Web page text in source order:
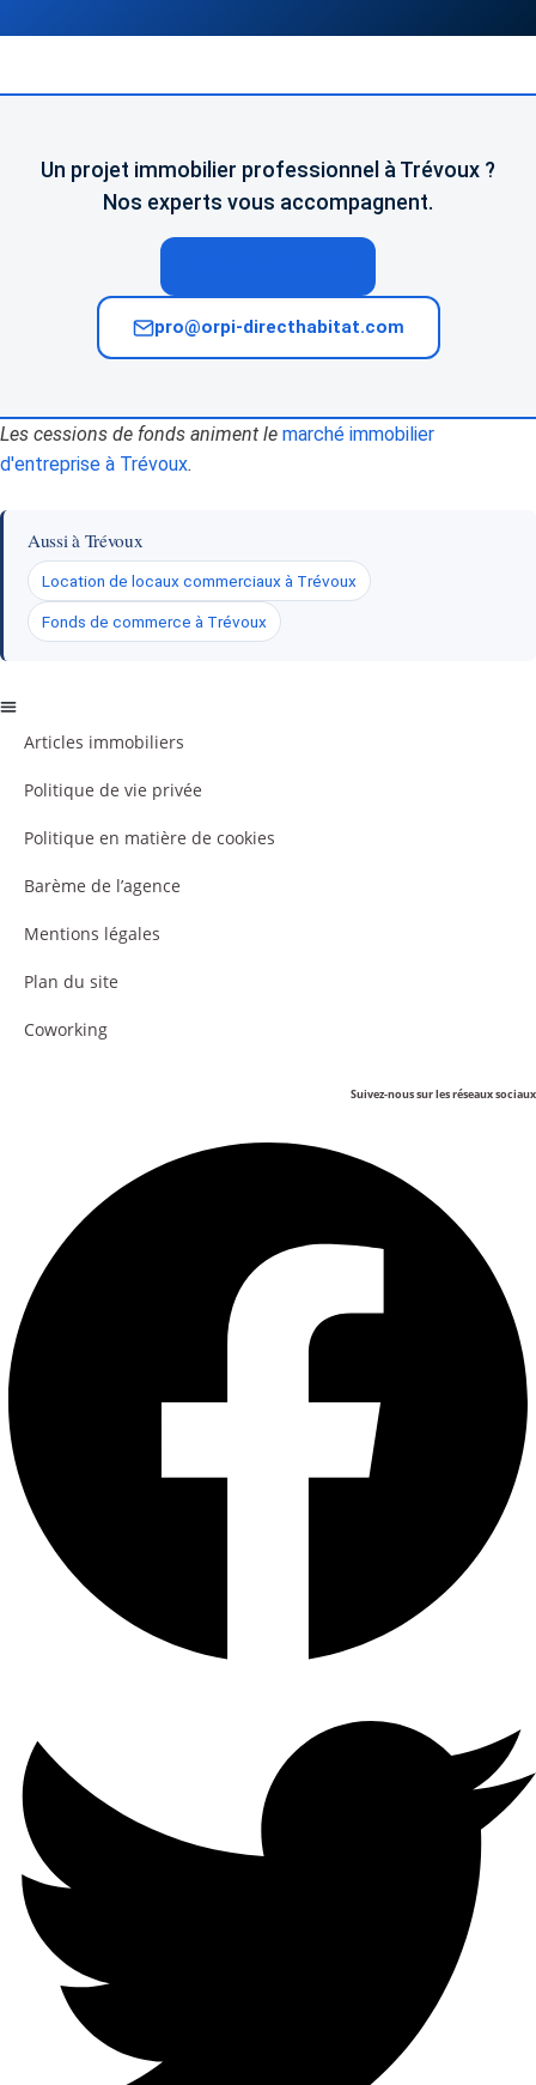
Un projet immobilier professionnel à Trévoux ?
Nos experts vous accompagnent.
pro@orpi-directhabitat.com
Les cessions de fonds animent le marché immobilier
d'entreprise à Trévoux.
Aussi à Trévoux
Location de locaux commerciaux à Trévoux
Fonds de commerce à Trévoux
Articles immobiliers
Politique de vie privée
Politique en matière de cookies
Barème de l’agence
Mentions légales
Plan du site
Coworking
Suivez-nous sur les réseaux sociaux